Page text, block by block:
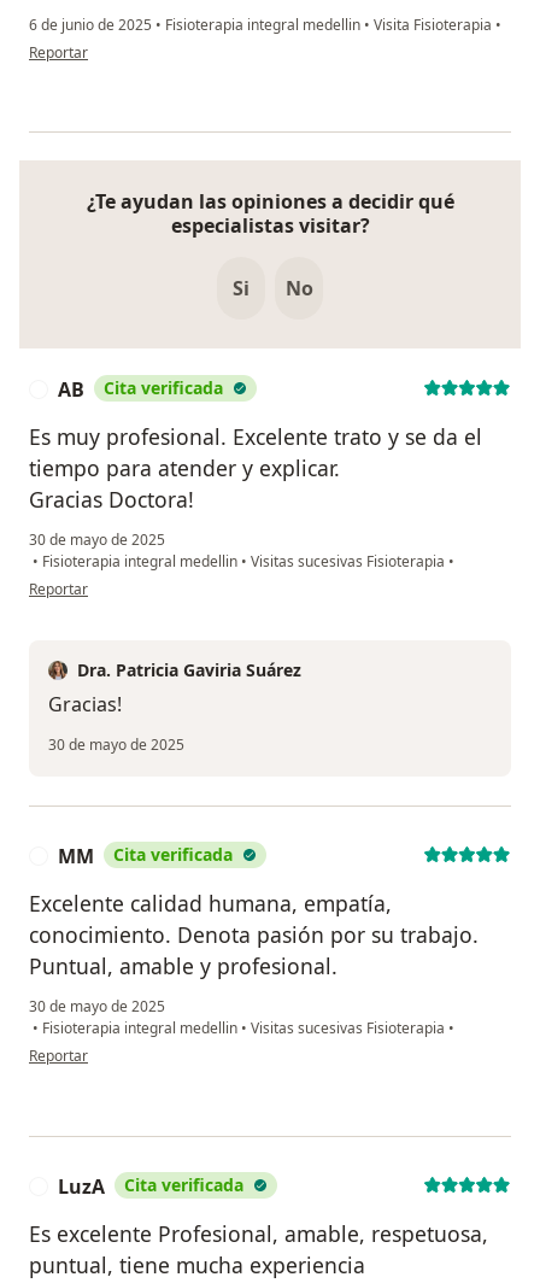
6 de junio de 2025 • Fisioterapia integral medellin • Visita Fisioterapia •
en opinión del usuario Jgrestrepof
Reportar
¿Te ayudan las opiniones a decidir qué
especialistas visitar?
Si No
AB Cita verificada
Es muy profesional. Excelente trato y se da el
tiempo para atender y explicar.
Gracias Doctora!
30 de mayo de 2025
• Fisioterapia integral medellin • Visitas sucesivas Fisioterapia •
en opinión del usuario AB
Reportar
Dra. Patricia Gaviria Suárez
Gracias!
30 de mayo de 2025
MM Cita verificada
Excelente calidad humana, empatía,
conocimiento. Denota pasión por su trabajo.
Puntual, amable y profesional.
30 de mayo de 2025
• Fisioterapia integral medellin • Visitas sucesivas Fisioterapia •
en opinión del usuario MM
Reportar
LuzA Cita verificada
Es excelente Profesional, amable, respetuosa,
puntual, tiene mucha experiencia